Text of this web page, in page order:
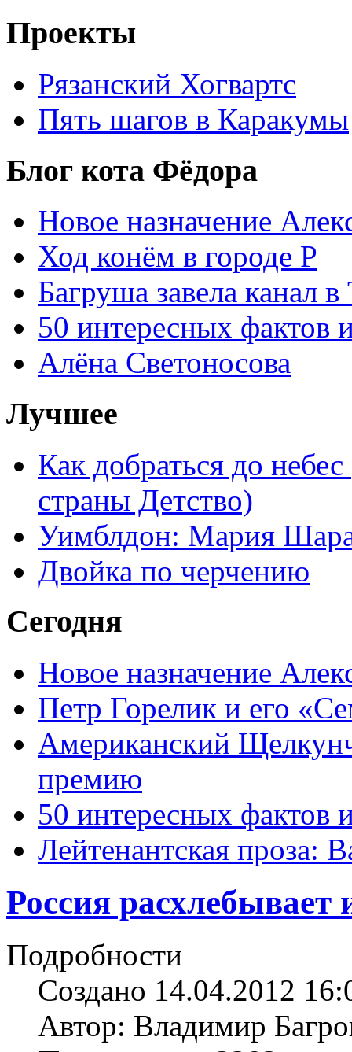
Проекты
Рязанский Хогвартс
Пять шагов в Каракумы
Блог кота Фёдора
Новое назначение
Ход конём в городе Р
Багруша завела канал в
50 интересных фактов
Алёна Светоносова
Лучшее
Как добраться до
страны Детство)
Уимблдон: Мария
Двойка по черчению
Сегодня
Новое назначение
Петр Горелик и его
Американский
премию
50 интересных фактов
Лейтенантская проза:
Россия
Подробности
Создано 14.04.2012
Автор: Владимир